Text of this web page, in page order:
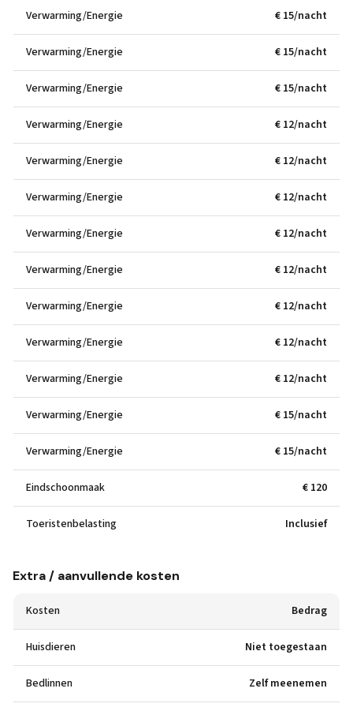
Verwarming/Energie € 15/nacht
Verwarming/Energie € 15/nacht
Verwarming/Energie € 15/nacht
Verwarming/Energie € 12/nacht
Verwarming/Energie € 12/nacht
Verwarming/Energie € 12/nacht
Verwarming/Energie € 12/nacht
Verwarming/Energie € 12/nacht
Verwarming/Energie € 12/nacht
Verwarming/Energie € 12/nacht
Verwarming/Energie € 12/nacht
Verwarming/Energie € 15/nacht
Verwarming/Energie € 15/nacht
Eindschoonmaak € 120
Toeristenbelasting Inclusief
Extra / aanvullende kosten
Kosten Bedrag
Huisdieren Niet toegestaan
Bedlinnen Zelf meenemen